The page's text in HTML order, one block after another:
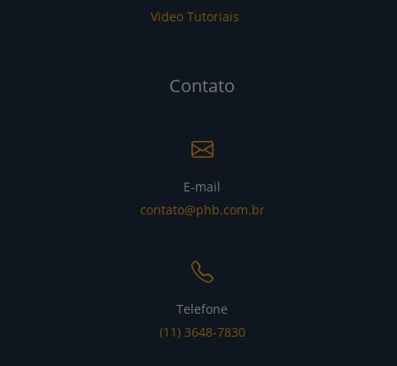
Video Tutoriais
Contato
E-mail
contato@phb.com.br
Telefone
(11) 3648-7830